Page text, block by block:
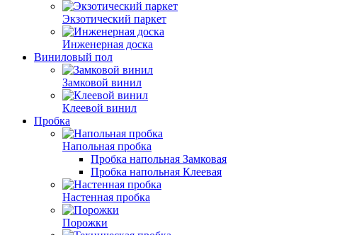
Экзотический паркет
Инженерная доска
Виниловый пол
Замковой винил
Клеевой винил
Пробка
Напольная пробка
Пробка напольная Замковая
Пробка напольная Клеевая
Настенная пробка
Порожки